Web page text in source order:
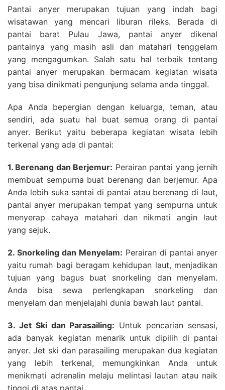
Pantai anyer merupakan tujuan yang indah bagi
wisatawan yang mencari liburan rileks. Berada di
pantai barat Pulau Jawa, pantai anyer dikenal
pantainya yang masih asli dan matahari tenggelam
yang mengagumkan. Salah satu hal terbaik tentang
pantai anyer merupakan bermacam kegiatan wisata
yang bisa dinikmati pengunjung selama anda tinggal.
Apa Anda bepergian dengan keluarga, teman, atau
sendiri, ada suatu hal buat semua orang di pantai
anyer. Berikut yaitu beberapa kegiatan wisata lebih
terkenal yang ada di pantai:
1. Berenang dan Berjemur: Perairan pantai yang jernih
membuat sempurna buat berenang dan berjemur. Apa
Anda lebih suka santai di pantai atau berenang di laut,
pantai anyer merupakan tempat yang sempurna untuk
menyerap cahaya matahari dan nikmati angin laut
yang sejuk.
2. Snorkeling dan Menyelam: Perairan di pantai anyer
yaitu rumah bagi beragam kehidupan laut, menjadikan
tujuan yang bagus buat snorkeling dan menyelam.
Anda bisa sewa perlengkapan snorkeling dan
menyelam dan menjelajahi dunia bawah laut pantai.
3. Jet Ski dan Parasailing: Untuk pencarian sensasi,
ada banyak kegiatan menarik untuk dipilih di pantai
anyer. Jet ski dan parasailing merupakan dua kegiatan
yang lebih terkenal, memungkinkan Anda untuk
menikmati adrenalin melaju melintasi lautan atau naik